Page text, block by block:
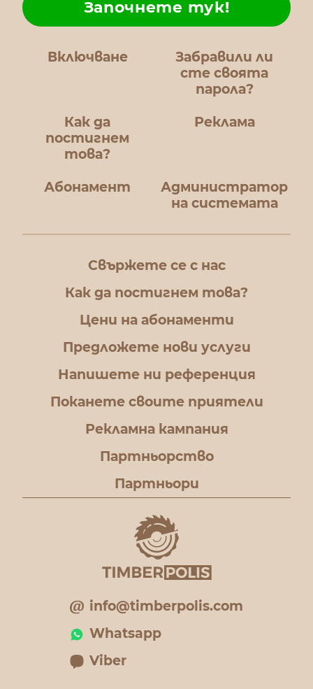
Включване
Забравили ли
сте своята
парола?
Как да
постигнем
това?
Започнете тук!
Реклама
Абонамент
Администратор
на системата
Свържете се с нас
Как да постигнем това?
Цени на абонаменти
Предложете нови услуги
Напишете ни референция
Поканете своите приятели
Рекламна кампания
Партньорство
Партньори
info@timberpolis.com
Whatsapp
Viber